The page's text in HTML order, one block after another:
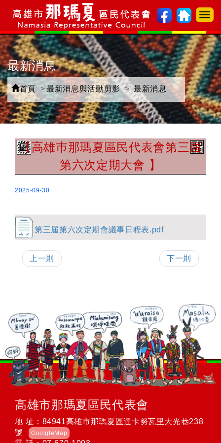
選
切
換
最新消息
首頁 最新消息與活動剪影 最新消息
【高雄巿那瑪夏區民代表會第三屆
第六次定期大會 】
2025-09-30
第三屆第六次定期會議事日程表.pdf
上一則 下一則
高雄市那瑪夏區民代表會
地 址：84941高雄市那瑪夏區達卡努瓦里大光巷238
號
GoolgleMap